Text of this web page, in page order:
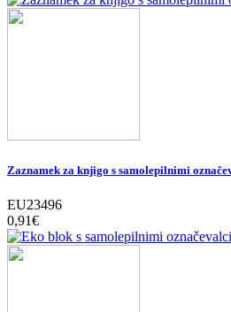
Zaznamek za knjigo s samolepilnimi
EU23496
0,91‎€